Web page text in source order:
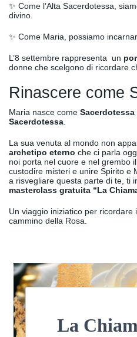
✨ Come l’Alta Sacerdotessa,
divino.
✨ Come Maria, possiamo
L’8 settembre rappresenta un
donne che scelgono di ricordare
Rinascere come
Maria nasce come Sacerdotessa
Sacerdotessa
La sua venuta al mondo non
archetipo eterno che ci parla
noi porta nel cuore e nel grembo
custodire misteri e unire Spirito e
a risvegliare questa parte di te, ti
masterclass gratuita “La
Un viaggio iniziatico per ricordare
cammino della Rosa.